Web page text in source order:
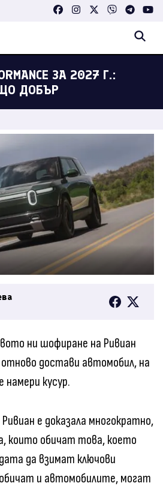
ЗА 2027 Г.:
ДОБЪР
ни шофиране на Ривиан
достави автомобил, на
намери кусур.
е доказала многократно,
които обичат това, което
да взимат ключови
и автомобилите, могат